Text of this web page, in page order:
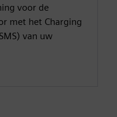
voor de
met het Charging
van uw